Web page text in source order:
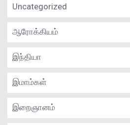
Uncategorized
ஆரோக்கியம்
இந்தியா
இமாம்கள்
இறைஞானம்